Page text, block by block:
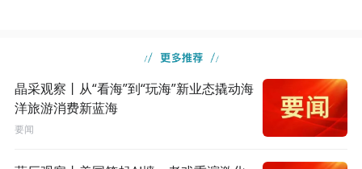
晶采观察丨从“看海”到“玩海”新业态撬动海
洋旅游消费新蓝海
要闻